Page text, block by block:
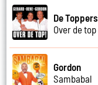
De Toppers
Over de top
Gordon
Sambabal